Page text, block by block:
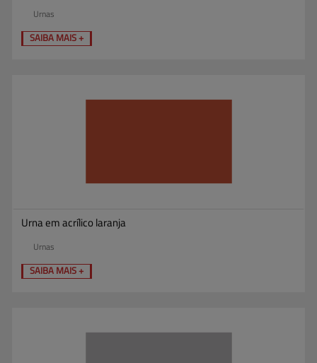
Urnas
SAIBA MAIS +
Urna em acrílico laranja
Urnas
SAIBA MAIS +